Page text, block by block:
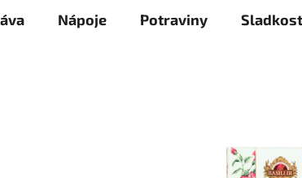
Nápoje Potraviny